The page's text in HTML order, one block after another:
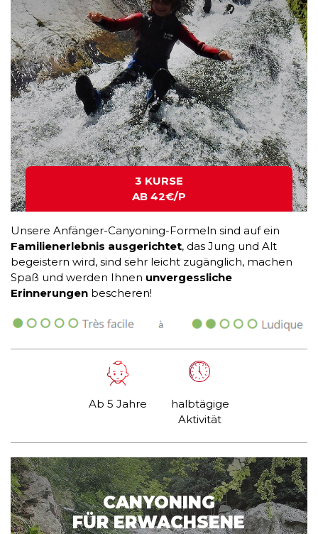
3 KURSE
AB 42€/P
Unsere Anfänger-Canyoning-Formeln sind auf ein
Familienerlebnis ausgerichtet, das Jung und Alt
begeistern wird, sind sehr leicht zugänglich, machen
Spaß und werden Ihnen unvergessliche
Erinnerungen bescheren!
Ab 5 Jahre
halbtägige
Aktivität
CANYONING
FÜR ERWACHSENE